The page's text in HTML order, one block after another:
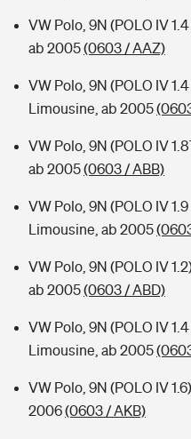
VW Polo, 9N (POLO IV
ab 2005(0603 / AAZ)
VW Polo, 9N (POLO IV
Limousine, ab 2005
VW Polo, 9N (POLO IV
ab 2005(0603 / ABB)
VW Polo, 9N (POLO IV
Limousine, ab 2005
VW Polo, 9N (POLO IV
ab 2005(0603 / ABD)
VW Polo, 9N (POLO IV
Limousine, ab 2005
VW Polo, 9N (POLO IV
2006(0603 / AKB)